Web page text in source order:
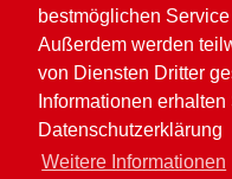
bestmöglichen
Außerdem werden
von Diensten Dritter
Informationen
Datenschutzerklärung
Weitere Informationen
personenbezogenen
Sperrung oder Löschung
Einwilligungen wenden Sie
Home